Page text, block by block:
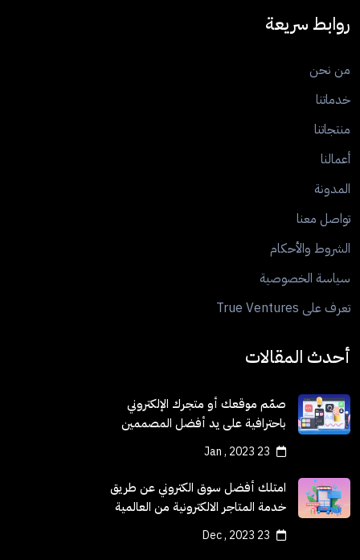
روابط سريعة
من نحن
خدماتنا
منتجاتنا
أعمالنا
المدونة
تواصل معنا
الشروط والأحكام
سياسة الخصوصية
تعرف على True Ventures
أحدث المقالات
صمّم موقعك أو متجرك الإلكتروني
باحترافية على يد أفضل المصممين
23 Jan , 2023
امتلك أفضل سوق الكتروني عن طريق
خدمة المتاجر الالكترونية من العالمية
الحرة
23 Dec , 2023